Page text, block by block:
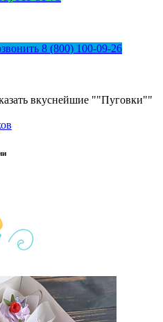
8 (800) 100-09-26
вкуснейшие ""Пуговки""